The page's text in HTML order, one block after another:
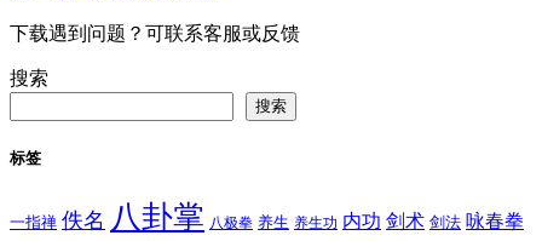
下载遇到问题？可联系客服或反馈
搜索
搜索
标签
一指禅 佚名 八卦掌 八极拳 养生 养生功 内功 剑术 剑法 咏春拳